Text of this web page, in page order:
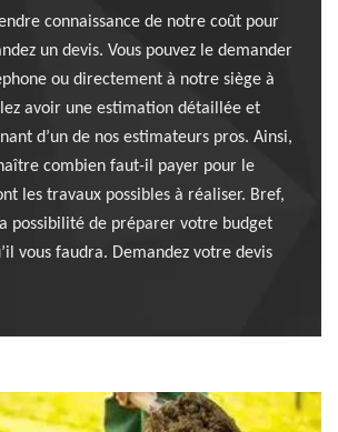
connaissance de notre coût pour
un devis. Vous pouvez le demander
ou directement à notre siège à
avoir une estimation détaillée et
d’un de nos estimateurs pros. Ainsi,
combien faut-il payer pour le
les travaux possibles à réaliser. Bref,
possibilité de préparer votre budget
vous faudra. Demandez votre devis